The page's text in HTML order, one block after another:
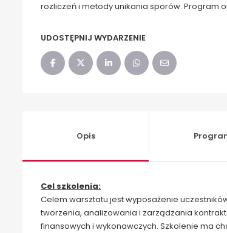
rozliczeń i metody unikania sporów. Program
UDOSTĘPNIJ WYDARZENIE
Opis
Cel szkolenia:
Celem warsztatu jest wyposażenie
tworzenia, analizowania i zarządzania
finansowych i wykonawczych. Szkolenie ma